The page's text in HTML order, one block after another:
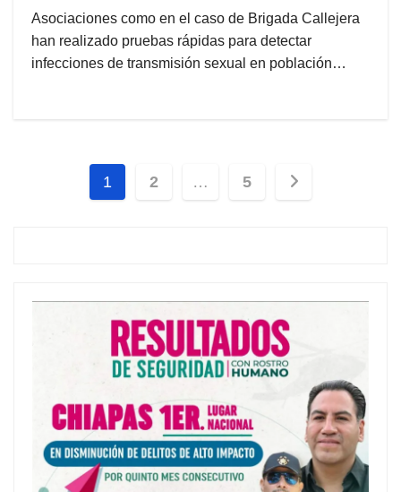
Asociaciones como en el caso de Brigada Callejera
han realizado pruebas rápidas para detectar
infecciones de transmisión sexual en población…
Paginación
1 2 … 5